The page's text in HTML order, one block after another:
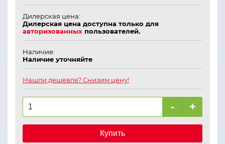
Дилерская цена:
Дилерская цена доступна только для
авторизованных пользователей.
Наличие:
Наличие уточняйте
Нашли дешевле? Снизим цену!
- +
Купить